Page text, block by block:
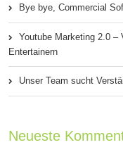
Bye bye, Commercial
Youtube Marketing 2.0 –
Entertainern
Unser Team sucht
Neueste